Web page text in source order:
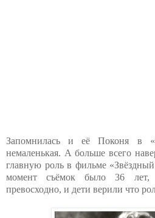
Запомнилась и её Поконя в
немаленькая. А больше всего
главную роль в фильме
момент съёмок было 36 лет,
превосходно, и дети верили что